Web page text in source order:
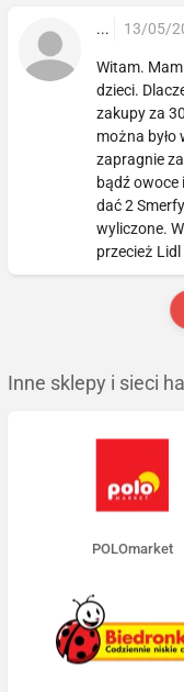
... 13/05/
Witam.
dzieci.
zakupy za
można było
zapragnie
bądź owoce
dać 2
wyliczone.
przecież
Inne sklepy i sieci
POLOmarket